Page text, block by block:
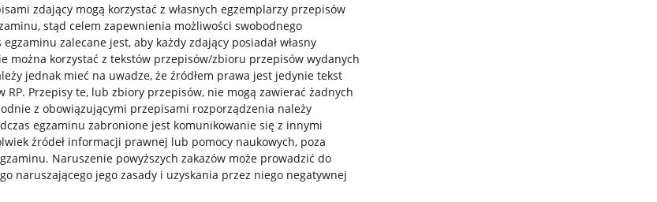
zdający mogą korzystać z własnych egzemplarzy przepisów
stąd celem zapewnienia możliwości swobodnego
zalecane jest, aby każdy zdający posiadał własny
można korzystać z tekstów przepisów/zbioru przepisów wydanych
jednak mieć na uwadze, że źródłem prawa jest jedynie tekst
Przepisy te, lub zbiory przepisów, nie mogą zawierać żadnych
z obowiązującymi przepisami rozporządzenia należy
egzaminu zabronione jest komunikowanie się z innymi
źródeł informacji prawnej lub pomocy naukowych, poza
Naruszenie powyższych zakazów może prowadzić do
naruszającego jego zasady i uzyskania przez niego negatywnej